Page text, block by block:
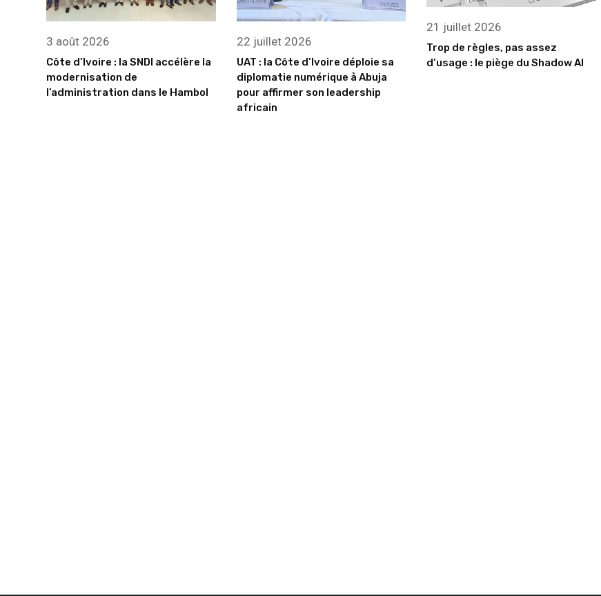
3 août 2026
Côte d’Ivoire : la SNDI accélère la
modernisation de
l’administration dans le Hambol
22 juillet 2026
UAT : la Côte d’Ivoire déploie sa
diplomatie numérique à Abuja
pour affirmer son leadership
africain
21 juillet 2026
Trop de règles, pas assez
d’usage : le piège du Shadow AI